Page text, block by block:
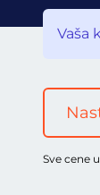
Vaša
Sve cene